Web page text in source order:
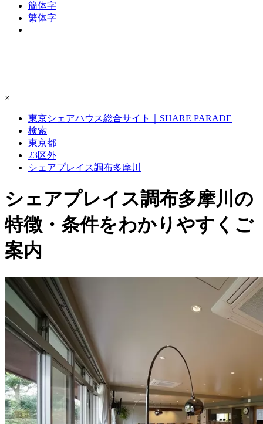
簡体字
繁体字
×
東京シェアハウス総合サイト｜SHARE PARADE
検索
東京都
23区外
シェアプレイス調布多摩川
シェアプレイス調布多摩川の
特徴・条件をわかりやすくご
案内